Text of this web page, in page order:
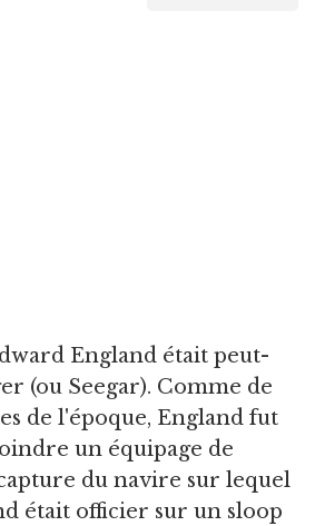
England était peut-
(ou Seegar). Comme de
de l'époque, England fut
un équipage de
du navire sur lequel
était officier sur un sloop